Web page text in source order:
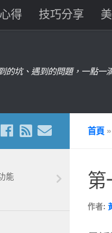
得 技巧分享
的坑、遇到的問題，一點一
首頁 »
第
作者:
能